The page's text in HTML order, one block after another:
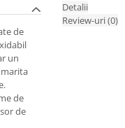
de
un
de
de
Detalii
Review-uri(0)